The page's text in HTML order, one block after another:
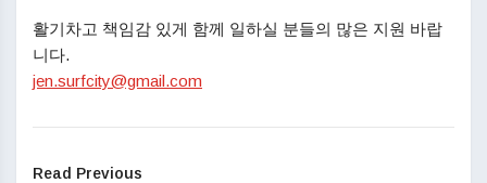
활기차고 책임감 있게 함께 일하실 분들의 많은 지원 바랍
니다.
jen.surfcity@gmail.com
Read Previous